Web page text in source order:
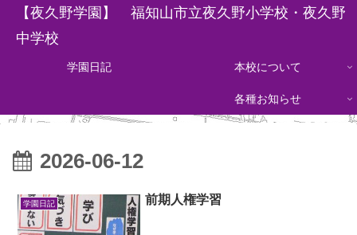
【夜久野学園】 福知山市立夜久野小学校・夜久野
中学校
学園日記 本校について
各種お知らせ
2026-06-12
学園日記 前期人権学習